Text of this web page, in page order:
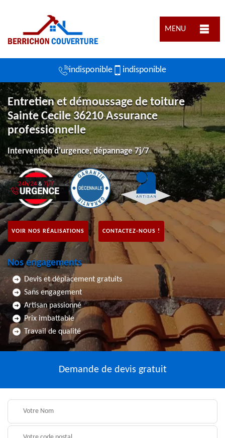
MENU
indisponible indisponible
Entretien et démoussage de toiture
Sainte Cecile 36210 Assurance
professionnelle
Intervention d'urgence, dépannage 7j/7
VOIR NOS RÉALISATIONS CONTACTEZ-NOUS !
Nos engagements
Devis et déplacement gratuits
Sans engagement
Artisan passionné
Prix imbattable
Travail de qualité
Demande de devis gratuit